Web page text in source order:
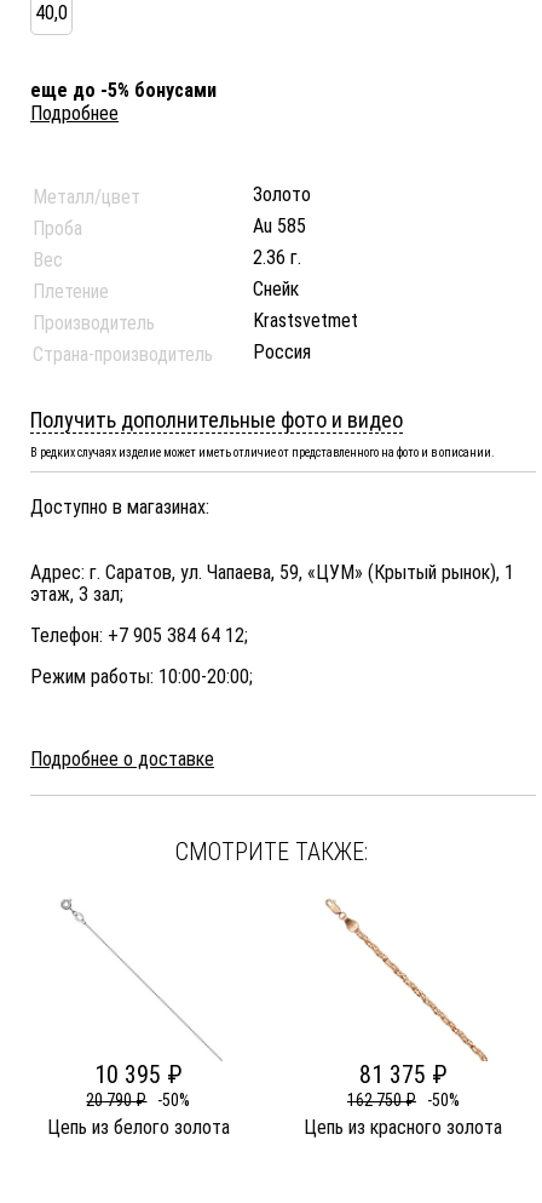
40,0
еще до -5% бонусами
Подробнее
Металл/цвет
Золото
Проба
Au 585
Вес
2.36 г.
Плетение
Снейк
Производитель
Krastsvetmet
Страна-производитель
Россия
Получить дополнительные фото и видео
В редких случаях изделие может иметь отличие от представленного на фото и в описании.
Доступно в магазинах:
Адрес: г. Саратов, ул. Чапаева, 59, «ЦУМ» (Крытый рынок), 1
этаж, 3 зал;
Телефон: +7 905 384 64 12;
Режим работы: 10:00-20:00;
Подробнее о доставке
СМОТРИТЕ ТАКЖЕ:
10 395 ₽
20 790 ₽ -50%
Цепь из белого золота
81 375 ₽
162 750 ₽ -50%
Цепь из красного золота